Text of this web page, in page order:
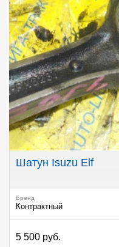
Шатун Isuzu Elf
Бренд
Контрактный
5 500 руб.